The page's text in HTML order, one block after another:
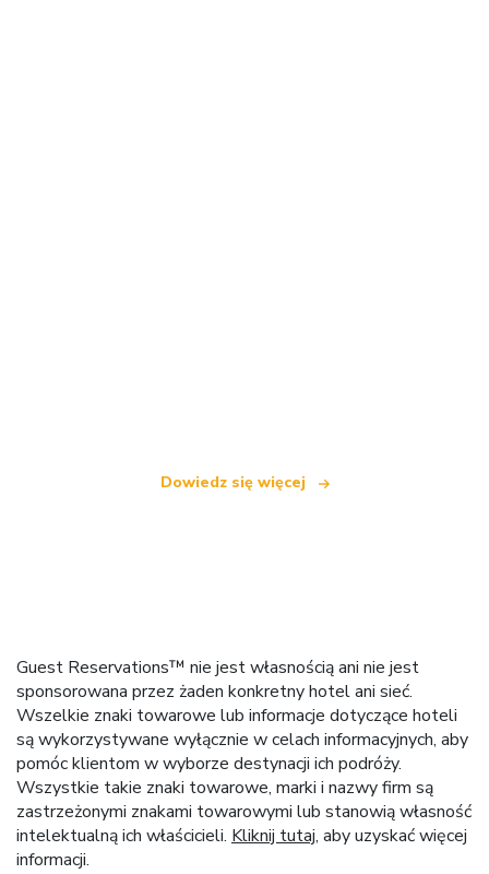
Dowiedz się więcej
Guest Reservations™ nie jest własnością ani nie jest
sponsorowana przez żaden konkretny hotel ani sieć.
Wszelkie znaki towarowe lub informacje dotyczące hoteli
są wykorzystywane wyłącznie w celach informacyjnych, aby
pomóc klientom w wyborze destynacji ich podróży.
Wszystkie takie znaki towarowe, marki i nazwy firm są
zastrzeżonymi znakami towarowymi lub stanowią własność
intelektualną ich właścicieli. Kliknij tutaj, aby uzyskać więcej
informacji.